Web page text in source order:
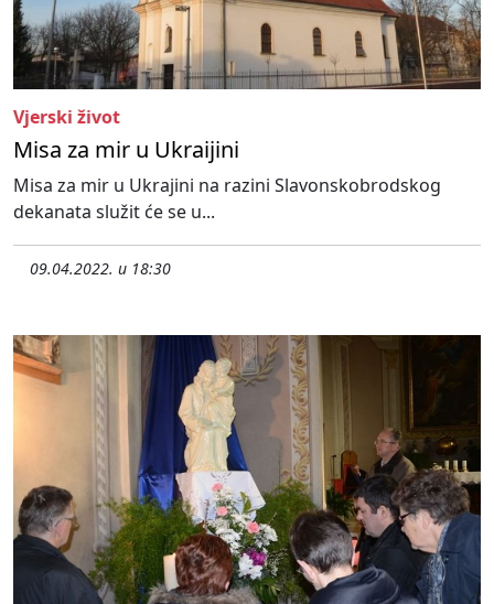
Vjerski život
Misa za mir u Ukraijini
Misa za mir u Ukrajini na razini Slavonskobrodskog
dekanata služit će se u...
09.04.2022. u 18:30